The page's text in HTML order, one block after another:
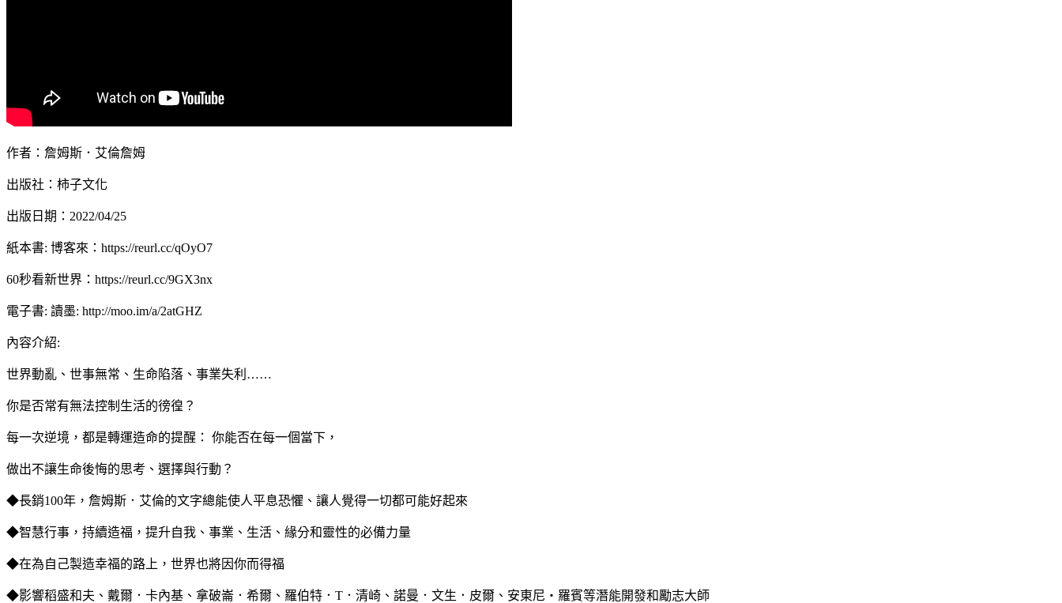
作者：詹姆斯．艾倫詹姆
出版社：柿子文化
出版日期：2022/04/25
紙本書: 博客來：https://reurl.cc/qOyO7
60秒看新世界：https://reurl.cc/9GX3nx
電子書: 讀墨: http://moo.im/a/2atGHZ
內容介紹:
世界動亂、世事無常、生命陷落、事業失利……
你是否常有無法控制生活的徬徨？
每一次逆境，都是轉運造命的提醒： 你能否在每一個當下，
做出不讓生命後悔的思考、選擇與行動？
◆長銷100年，詹姆斯．艾倫的文字總能使人平息恐懼、讓人覺得一切都可能好起來
◆智慧行事，持續造福，提升自我、事業、生活、緣分和靈性的必備力量
◆在為自己製造幸福的路上，世界也將因你而得福
◆影響稻盛和夫、戴爾．卡內基、拿破崙．希爾、羅伯特．T．清崎、諾曼．文生．皮爾、安東尼‧羅賓等潛能開發和勵志大師